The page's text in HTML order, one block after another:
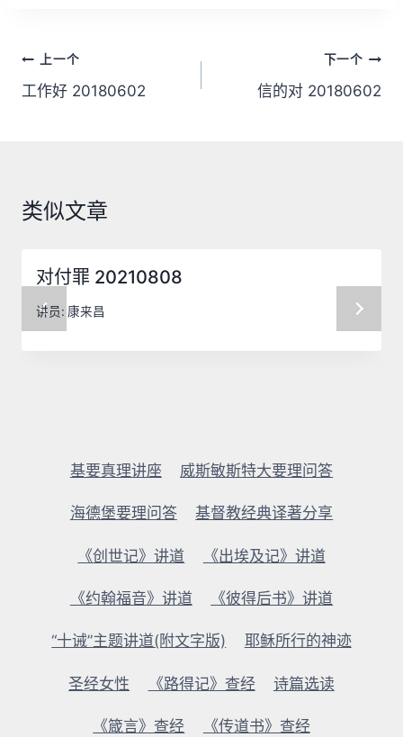
文
章
上一个
工作好 20180602
下一个
信的对 20180602
类似文章
对付罪 20210808
讲员: 康来昌
基要真理讲座 威斯敏斯特大要理问答
海德堡要理问答 基督教经典译著分享
《创世记》讲道 《出埃及记》讲道
《约翰福音》讲道 《彼得后书》讲道
“十诫”主题讲道(附文字版) 耶稣所行的神迹
圣经女性 《路得记》查经 诗篇选读
《箴言》查经 《传道书》查经